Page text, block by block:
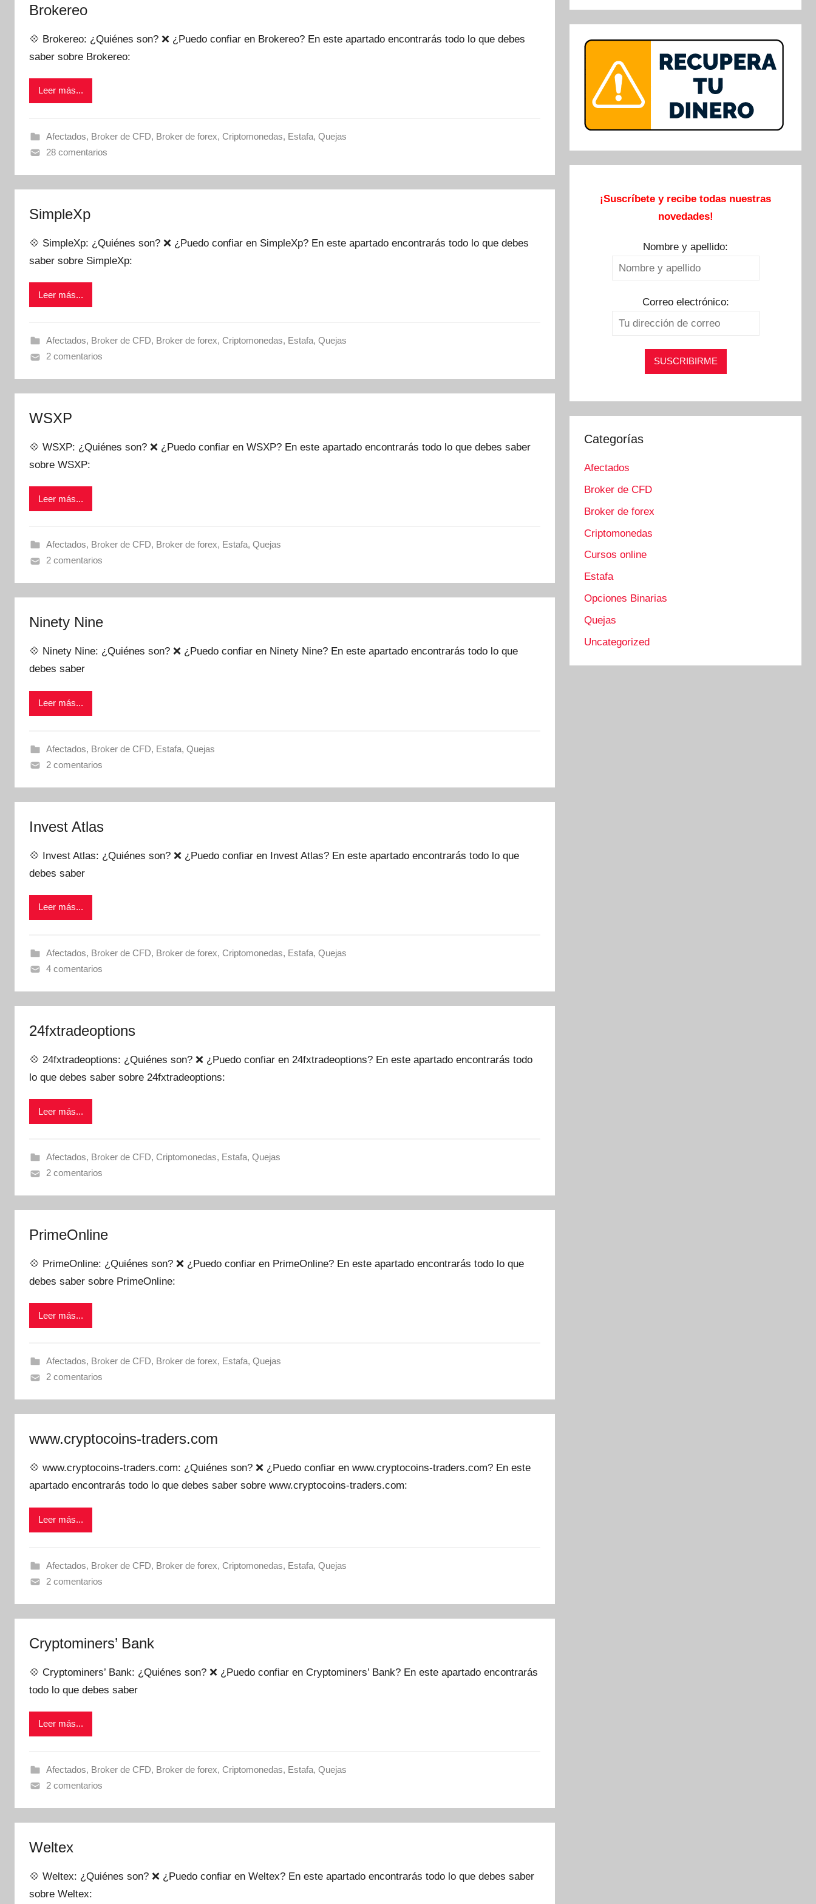
Estafado.com
Brokereo
💠 Brokereo: ¿Quiénes son? ❌ ¿Puedo confiar en Brokereo? En este apartado encontrarás todo lo que debes
saber sobre Brokereo:
Leer más...
Afectados, Broker de CFD, Broker de forex, Criptomonedas, Estafa, Quejas
28 comentarios
SimpleXp
💠 SimpleXp: ¿Quiénes son? ❌ ¿Puedo confiar en SimpleXp? En este apartado encontrarás todo lo que debes
saber sobre SimpleXp:
Leer más...
Afectados, Broker de CFD, Broker de forex, Criptomonedas, Estafa, Quejas
2 comentarios
WSXP
💠 WSXP: ¿Quiénes son? ❌ ¿Puedo confiar en WSXP? En este apartado encontrarás todo lo que debes saber
sobre WSXP:
Leer más...
Afectados, Broker de CFD, Broker de forex, Estafa, Quejas
2 comentarios
Ninety Nine
💠 Ninety Nine: ¿Quiénes son? ❌ ¿Puedo confiar en Ninety Nine? En este apartado encontrarás todo lo que
debes saber
Leer más...
Afectados, Broker de CFD, Estafa, Quejas
2 comentarios
Invest Atlas
💠 Invest Atlas: ¿Quiénes son? ❌ ¿Puedo confiar en Invest Atlas? En este apartado encontrarás todo lo que
debes saber
Leer más...
Afectados, Broker de CFD, Broker de forex, Criptomonedas, Estafa, Quejas
4 comentarios
24fxtradeoptions
💠 24fxtradeoptions: ¿Quiénes son? ❌ ¿Puedo confiar en 24fxtradeoptions? En este apartado encontrarás todo
lo que debes saber sobre 24fxtradeoptions:
Leer más...
Afectados, Broker de CFD, Criptomonedas, Estafa, Quejas
2 comentarios
PrimeOnline
💠 PrimeOnline: ¿Quiénes son? ❌ ¿Puedo confiar en PrimeOnline? En este apartado encontrarás todo lo que
debes saber sobre PrimeOnline:
Leer más...
Afectados, Broker de CFD, Broker de forex, Estafa, Quejas
2 comentarios
www.cryptocoins-traders.com
💠 www.cryptocoins-traders.com: ¿Quiénes son? ❌ ¿Puedo confiar en www.cryptocoins-traders.com? En este
apartado encontrarás todo lo que debes saber sobre www.cryptocoins-traders.com:
Leer más...
Afectados, Broker de CFD, Broker de forex, Criptomonedas, Estafa, Quejas
2 comentarios
Cryptominers’ Bank
💠 Cryptominers’ Bank: ¿Quiénes son? ❌ ¿Puedo confiar en Cryptominers’ Bank? En este apartado encontrarás
todo lo que debes saber
Leer más...
Afectados, Broker de CFD, Broker de forex, Criptomonedas, Estafa, Quejas
2 comentarios
Weltex
💠 Weltex: ¿Quiénes son? ❌ ¿Puedo confiar en Weltex? En este apartado encontrarás todo lo que debes saber
sobre Weltex:
¡Suscríbete y recibe todas nuestras
novedades!
Nombre y apellido:
Correo electrónico:
Categorías
Afectados
Broker de CFD
Broker de forex
Criptomonedas
Cursos online
Estafa
Opciones Binarias
Quejas
Uncategorized